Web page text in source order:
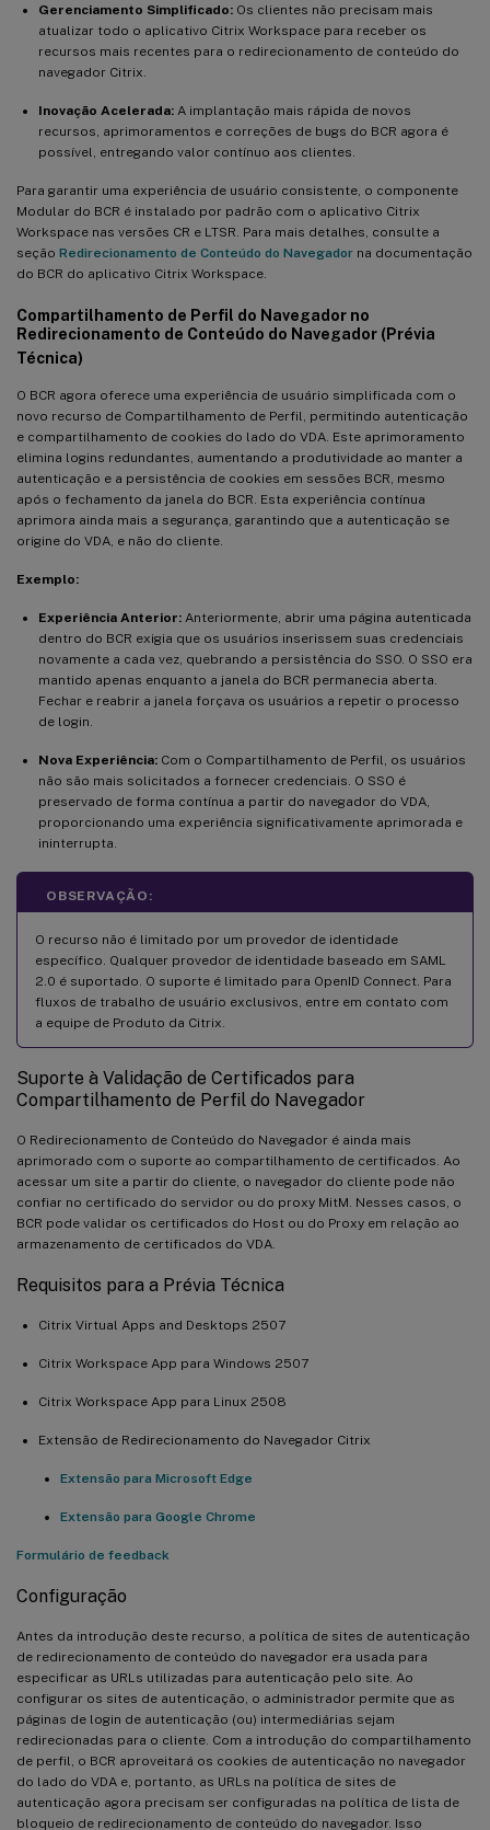
Gerenciamento Simplificado: Os clientes não precisam mais
atualizar todo o aplicativo Citrix Workspace para receber os
recursos mais recentes para o redirecionamento de conteúdo do
navegador Citrix.
Inovação Acelerada: A implantação mais rápida de novos
recursos, aprimoramentos e correções de bugs do BCR agora é
possível, entregando valor contínuo aos clientes.
Para garantir uma experiência de usuário consistente, o componente
Modular do BCR é instalado por padrão com o aplicativo Citrix
Workspace nas versões CR e LTSR. Para mais detalhes, consulte a
seção Redirecionamento de Conteúdo do Navegador na documentação
do BCR do aplicativo Citrix Workspace.
Compartilhamento de Perfil do Navegador no
Redirecionamento de Conteúdo do Navegador (Prévia
Técnica)
O BCR agora oferece uma experiência de usuário simplificada com o
novo recurso de Compartilhamento de Perfil, permitindo autenticação
e compartilhamento de cookies do lado do VDA. Este aprimoramento
elimina logins redundantes, aumentando a produtividade ao manter a
autenticação e a persistência de cookies em sessões BCR, mesmo
após o fechamento da janela do BCR. Esta experiência contínua
aprimora ainda mais a segurança, garantindo que a autenticação se
origine do VDA, e não do cliente.
Exemplo:
Experiência Anterior: Anteriormente, abrir uma página autenticada
dentro do BCR exigia que os usuários inserissem suas credenciais
novamente a cada vez, quebrando a persistência do SSO. O SSO era
mantido apenas enquanto a janela do BCR permanecia aberta.
Fechar e reabrir a janela forçava os usuários a repetir o processo
de login.
Nova Experiência: Com o Compartilhamento de Perfil, os usuários
não são mais solicitados a fornecer credenciais. O SSO é
preservado de forma contínua a partir do navegador do VDA,
proporcionando uma experiência significativamente aprimorada e
ininterrupta.
OBSERVAÇÃO:
O recurso não é limitado por um provedor de identidade
específico. Qualquer provedor de identidade baseado em SAML
2.0 é suportado. O suporte é limitado para OpenID Connect. Para
fluxos de trabalho de usuário exclusivos, entre em contato com
a equipe de Produto da Citrix.
Suporte à Validação de Certificados para
Compartilhamento de Perfil do Navegador
O Redirecionamento de Conteúdo do Navegador é ainda mais
aprimorado com o suporte ao compartilhamento de certificados. Ao
acessar um site a partir do cliente, o navegador do cliente pode não
confiar no certificado do servidor ou do proxy MitM. Nesses casos, o
BCR pode validar os certificados do Host ou do Proxy em relação ao
armazenamento de certificados do VDA.
Requisitos para a Prévia Técnica
Citrix Virtual Apps and Desktops 2507
Citrix Workspace App para Windows 2507
Citrix Workspace App para Linux 2508
Extensão de Redirecionamento do Navegador Citrix
Extensão para Microsoft Edge
Extensão para Google Chrome
Formulário de feedback
Configuração
Antes da introdução deste recurso, a política de sites de autenticação
de redirecionamento de conteúdo do navegador era usada para
especificar as URLs utilizadas para autenticação pelo site. Ao
configurar os sites de autenticação, o administrador permite que as
páginas de login de autenticação (ou) intermediárias sejam
redirecionadas para o cliente. Com a introdução do compartilhamento
de perfil, o BCR aproveitará os cookies de autenticação no navegador
do lado do VDA e, portanto, as URLs na política de sites de
autenticação agora precisam ser configuradas na política de lista de
bloqueio de redirecionamento de conteúdo do navegador. Isso